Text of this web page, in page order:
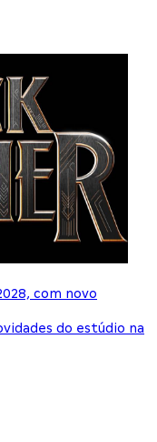
com novo
do estúdio na